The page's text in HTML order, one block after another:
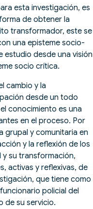
esta investigación, es
de obtener la
transformador, este se
una episteme socio-
estudio desde una visión
socio crítica.
cambio y la
desde un todo
conocimiento es una
en el proceso. Por
grupal y comunitaria en
y la reflexión de los
y su transformación,
activas y reflexivas, de
que tiene como
policial del
de su servicio.